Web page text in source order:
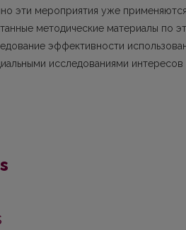
эти мероприятия уже
методические материалы по
эффективности
исследованиями интересов